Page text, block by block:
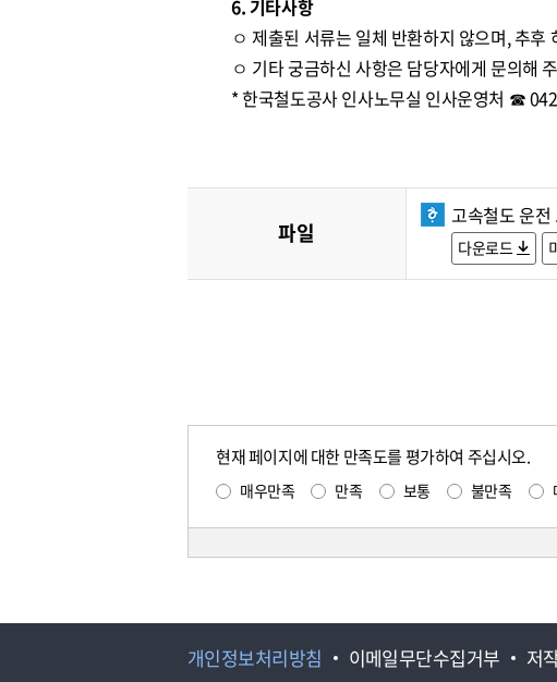
6. 기타사항
ㅇ 제출된 서류는 일체 반환하지 않으며, 추
ㅇ 기타 궁금하신 사항은 담당자에게 문의해
* 한국철도공사 인사노무실 인사운영처 ☎
파일
고속철도 운
다운로드
현재 페이지에 대한 만족도를 평가하여 주십시오.
매우만족 만족 보통 불만족
개인정보처리방침 이메일무단수집거부 저